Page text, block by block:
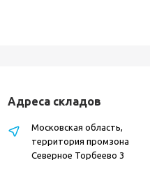
Адреса складов
Московская область,
территория промзона
Северное Торбеево 3